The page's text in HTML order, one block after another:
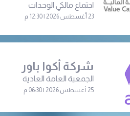
اجتماع مالكي الوحدات
23 أغسطس 2026 | 12:30 م
شركة أكوا باور
الجمعية العامة العادية
25 أغسطس 2026 | 06:30 م